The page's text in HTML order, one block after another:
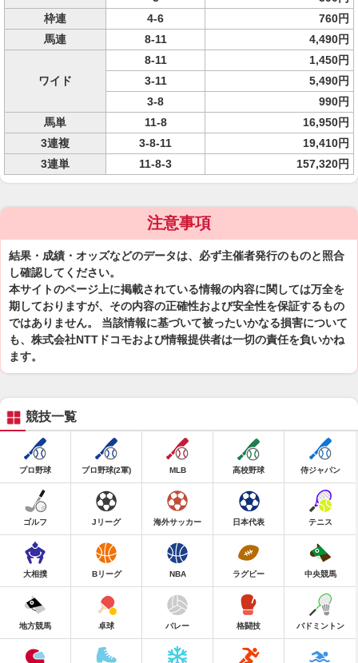
枠連
4-6
760円
馬連
8-11 4,490円
ワイド
8-11
1,450円
3-11
5,490円
3-8
990円
馬単
11-8
16,950円
3連複
3-8-11
19,410円
3連単
11-8-3 157,320円
注意事項
結果・成績・オッズなどのデータは、必ず主催者発行のものと照合
し確認してください。
本サイトのページ上に掲載されている情報の内容に関しては万全を
期しておりますが、その内容の正確性および安全性を保証するもの
ではありません。 当該情報に基づいて被ったいかなる損害について
も、株式会社NTTドコモおよび情報提供者は一切の責任を負いかね
ます。
競技一覧
プロ野球 プロ野球(2軍) MLB 高校野球 侍ジャパン
ゴルフ Jリーグ 海外サッカー 日本代表 テニス
大相撲 Bリーグ NBA ラグビー 中央競馬
地方競馬 卓球 バレー 格闘技 バドミントン